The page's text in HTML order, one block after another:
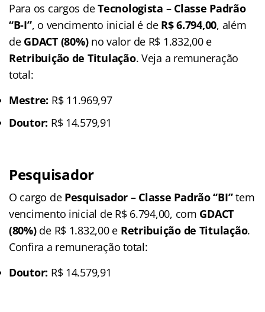
Para os cargos deTecnologista – Classe Padrão
“B-I”, o vencimento inicial é de R$ 6.794,00, além
de GDACT (80%)no valor de R$ 1.832,00 e
Retribuição de Titulação. Veja a remuneração
total:
Mestre: R$ 11.969,97
Doutor: R$ 14.579,91
Pesquisador
O cargo de Pesquisador – Classe Padrão “BI”tem
vencimento inicial de R$ 6.794,00, com GDACT
(80%)de R$ 1.832,00 e Retribuição de Titulação.
Confira a remuneração total:
Doutor: R$ 14.579,91